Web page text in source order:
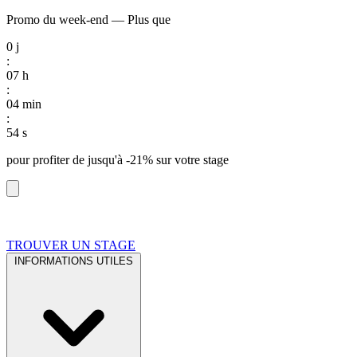
Promo du week-end — Plus que
0 j
:
07 h
:
04 min
:
53 s
pour profiter de jusqu'à -21% sur votre stage
TROUVER UN STAGE
INFORMATIONS UTILES